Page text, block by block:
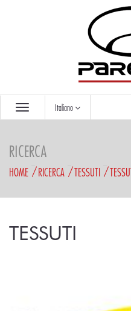
Italiano
RICERCA
HOME RICERCA TESSUTI
TESSUTI